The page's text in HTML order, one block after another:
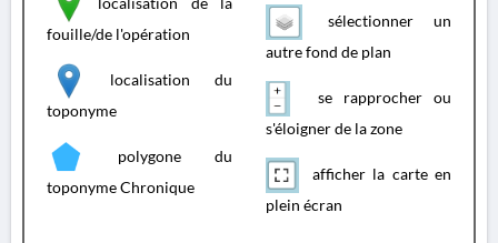
fouille/de l'opération
localisation du
toponyme
polygone du
toponyme Chronique
sélectionner un
autre fond de plan
se rapprocher ou
s'éloigner de la zone
afficher la carte en
plein écran